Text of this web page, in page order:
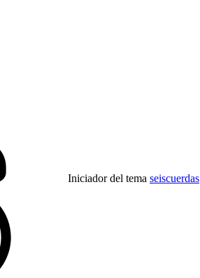
Iniciador del tema seiscuerdas